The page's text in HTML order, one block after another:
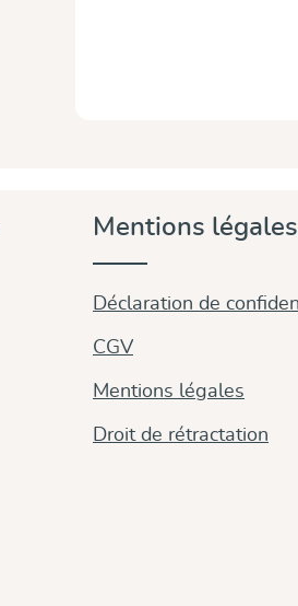
Mentions légales
Déclaration de
CGV
Mentions légales
Droit de rétractation